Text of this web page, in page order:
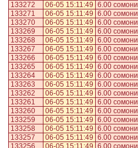
133272
06-05 15:11:49 6.00 сомони
133271
06-05 15:11:49 6.00 сомони
133270
06-05 15:11:49 6.00 сомони
133269
06-05 15:11:49 6.00 сомони
133268
06-05 15:11:49 6.00 сомони
133267
06-05 15:11:49 6.00 сомони
133266
06-05 15:11:49 6.00 сомони
133265
06-05 15:11:49 6.00 сомони
133264
06-05 15:11:49 6.00 сомони
133263
06-05 15:11:49 6.00 сомони
133262
06-05 15:11:49 6.00 сомони
133261
06-05 15:11:49 6.00 сомони
133260
06-05 15:11:49 6.00 сомони
133259
06-05 15:11:49 6.00 сомони
133258
06-05 15:11:49 6.00 сомони
133257
06-05 15:11:49 6.00 сомони
133256
06-05 15:11:49 6.00 сомони